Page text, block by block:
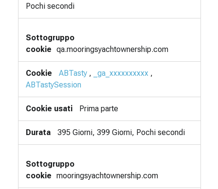
Pochi secondi
qa.mooringsyachtownership.com
ABTasty , _ga_xxxxxxxxxx ,
ABTastySession
Prima parte
395 Giorni, 399 Giorni, Pochi secondi
mooringsyachtownership.com